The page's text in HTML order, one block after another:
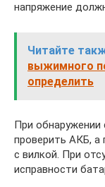
напряжение
Читайте
выжимного
определить
При обнаружении
проверить АКБ, а
с вилкой. При
исправности